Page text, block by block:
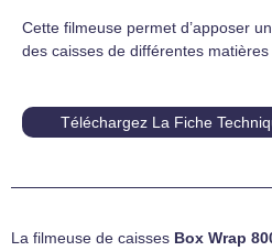
Cette filmeuse permet d’apposer
des caisses de différentes matières
Téléchargez La Fiche
La filmeuse de caisses Box Wrap